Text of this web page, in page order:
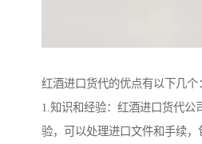
红酒进口货代的优点有以下几个：
1.知识和经验：红酒进口货代公
验，可以处理进口文件和手续，